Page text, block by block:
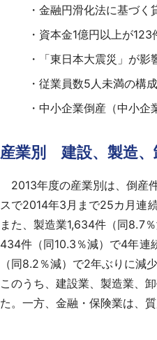
金融円滑化法に基づく
資本金1億円以上が
「東日本大震災」が
従業員数5人未満の構
中小企業倒産（中小企
産業別 建設、製造、
2013年度の産業別は、倒産
スで2014年3月まで25カ月連
また、製造業1,634件（同8.7
434件（同10.3％減）で4年連
（同8.2％減）で2年ぶりに減少
このうち、建設業、製造業、
た。一方、金融・保険業は、